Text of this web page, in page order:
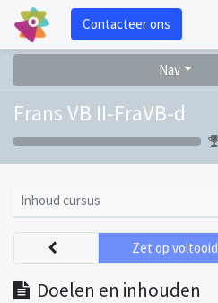
Contacteer ons
Nav
Frans VB II-FraVB-d
Inhoud cursus
Doelen en inhouden
Zet op voltooid